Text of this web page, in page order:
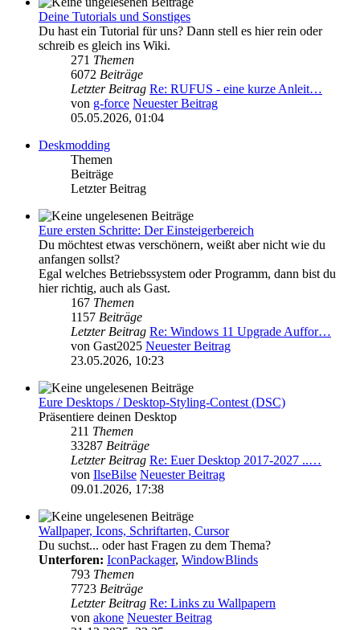
Deine Tutorials und Sonstiges
Du hast ein Tutorial für uns? Dann stell es hier rein oder
schreib es gleich ins Wiki.
271 Themen
6072 Beiträge
Letzter Beitrag Re: RUFUS - eine kurze Anleit…
von g-force Neuester Beitrag
05.05.2026, 01:04
Deskmodding
Themen
Beiträge
Letzter Beitrag
Eure ersten Schritte: Der Einsteigerbereich
Du möchtest etwas verschönern, weißt aber nicht wie du
anfangen sollst?
Egal welches Betriebssystem oder Programm, dann bist du
hier richtig, auch als Gast.
167 Themen
1157 Beiträge
Letzter Beitrag Re: Windows 11 Upgrade Auffor…
von Gast2025 Neuester Beitrag
23.05.2026, 10:23
Eure Desktops / Desktop-Styling-Contest (DSC)
Präsentiere deinen Desktop
211 Themen
33287 Beiträge
Letzter Beitrag Re: Euer Desktop 2017-2027 ..…
von IlseBilse Neuester Beitrag
09.01.2026, 17:38
Wallpaper, Icons, Schriftarten, Cursor
Du suchst... oder hast Fragen zu dem Thema?
Unterforen: IconPackager, WindowBlinds
793 Themen
7723 Beiträge
Letzter Beitrag Re: Links zu Wallpapern
von akone Neuester Beitrag